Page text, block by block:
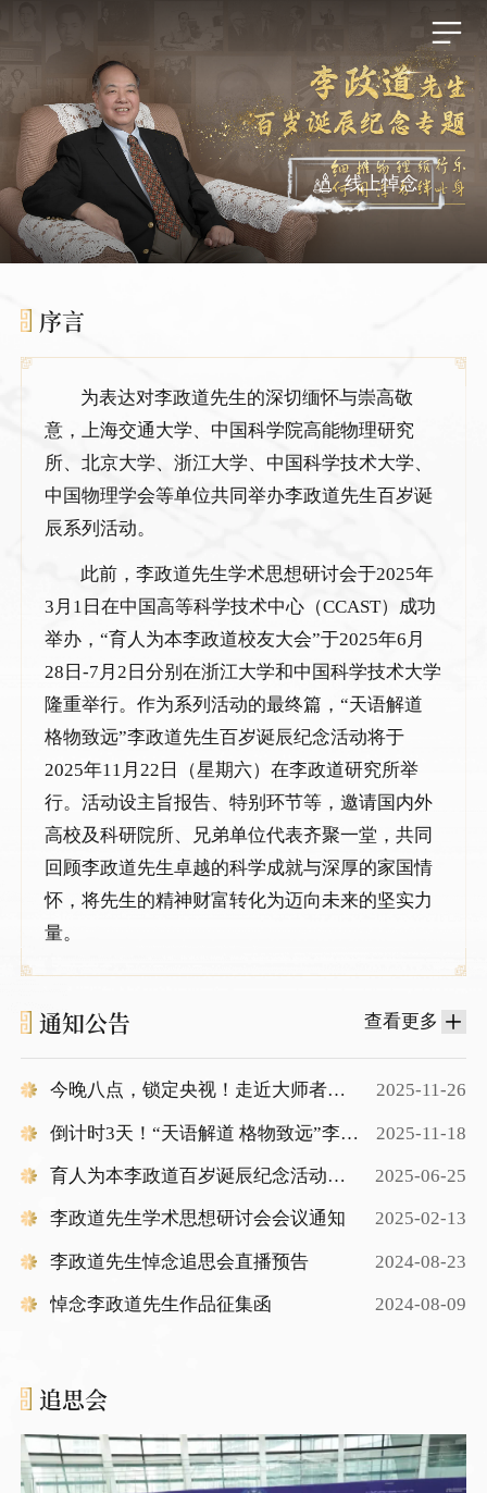
线上悼念
序言
为表达对李政道先生的深切缅怀与崇高敬
意，上海交通大学、中国科学院高能物理研究
所、北京大学、浙江大学、中国科学技术大学、
中国物理学会等单位共同举办李政道先生百岁诞
辰系列活动。
此前，李政道先生学术思想研讨会于2025年
3月1日在中国高等科学技术中心（CCAST）成功
举办，“育人为本李政道校友大会”于2025年6月
28日-7月2日分别在浙江大学和中国科学技术大学
隆重举行。作为系列活动的最终篇，“天语解道
格物致远”李政道先生百岁诞辰纪念活动将于
2025年11月22日（星期六）在李政道研究所举
行。活动设主旨报告、特别环节等，邀请国内外
高校及科研院所、兄弟单位代表齐聚一堂，共同
回顾李政道先生卓越的科学成就与深厚的家国情
怀，将先生的精神财富转化为迈向未来的坚实力
量。
通知公告 查看更多
今晚八点，锁定央视！走近大师者李
2025-11-26
倒计时3天！“天语解道 格物致远”李政
道公布！
2025-11-18
育人为本李政道百岁诞辰纪念活动通
2025-06-25
李政道先生学术思想研讨会会议通知 2025-02-13
李政道先生悼念追思会直播预告 2024-08-23
悼念李政道先生作品征集函 2024-08-09
追思会